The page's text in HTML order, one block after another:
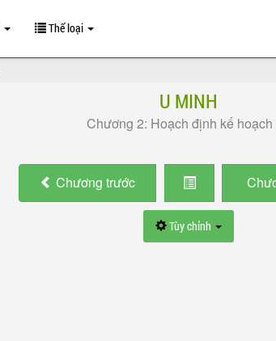
Thể loại
U MINH
Chương 2: Hoạch định kế hoạch
Chương trước
Tùy chỉnh